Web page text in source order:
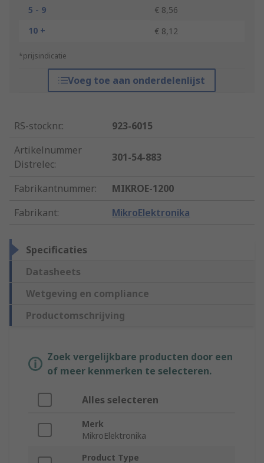
5 - 9
€ 8,56
10 +
€ 8,12
*prijsindicatie
Voeg toe aan onderdelenlijst
RS-stocknr.:
923-6015
Artikelnummer
Distrelec:
301-54-883
Fabrikantnummer:
MIKROE-1200
Fabrikant: MikroElektronika
Specificaties
Datasheets
Wetgeving en compliance
Productomschrijving
Zoek vergelijkbare producten door een
of meer kenmerken te selecteren.
Alles selecteren
Merk
MikroElektronika
Product Type